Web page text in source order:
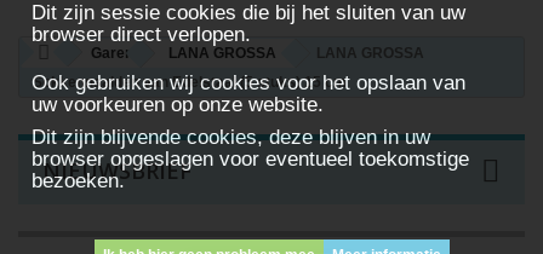
Dit zijn sessie cookies die bij het sluiten van uw
browser direct verlopen.
Ook gebruiken wij cookies voor het opslaan van
uw voorkeuren op onze website.
Dit zijn blijvende cookies, deze blijven in uw
browser opgeslagen voor eventueel toekomstige
bezoeken.
Garen LANA GROSSA
LANA GROSSA
Sokkennaalden van Edelstaal (5 stuks) 15 cm
NIEUWSBRIEF